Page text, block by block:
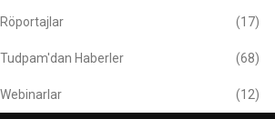
Röportajlar (17)
Tudpam'dan Haberler (68)
Webinarlar (12)